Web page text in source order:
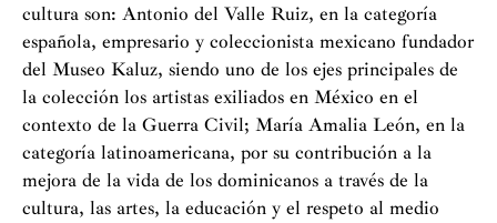
cultura son: Antonio del Valle Ruiz, en la categoría
española, empresario y coleccionista mexicano fundador
del Museo Kaluz, siendo uno de los ejes principales de
la colección los artistas exiliados en México en el
contexto de la Guerra Civil; María Amalia León, en la
categoría latinoamericana, por su contribución a la
mejora de la vida de los dominicanos a través de la
cultura, las artes, la educación y el respeto al medio